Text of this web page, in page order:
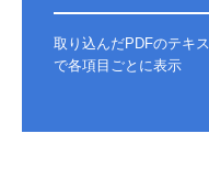
取り込んだPDFのテキ
で各項目ごとに表示